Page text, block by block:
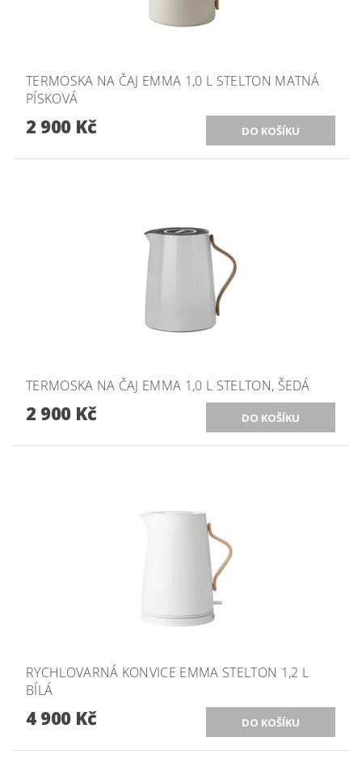
TERMOSKA NA ČAJ EMMA 1,0 L STELTON MATNÁ
PÍSKOVÁ
2 900 Kč
TERMOSKA NA ČAJ EMMA 1,0 L STELTON, ŠEDÁ
2 900 Kč
RYCHLOVARNÁ KONVICE EMMA STELTON 1,2 L
BÍLÁ
4 900 Kč